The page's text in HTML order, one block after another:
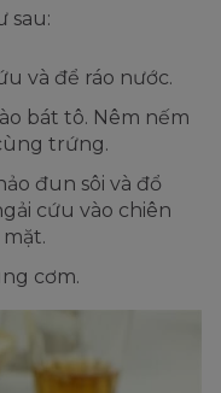
sau:
và để ráo nước.
bát tô. Nêm nếm
trứng.
đun sôi và đổ
cứu vào chiên
cơm.